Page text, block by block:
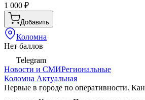
1 000 ₽
Добавить
Коломна
Нет баллов
Telegram
Новости и СМИРегиональные
Коломна Актуальная
Первые в городе по оперативности.